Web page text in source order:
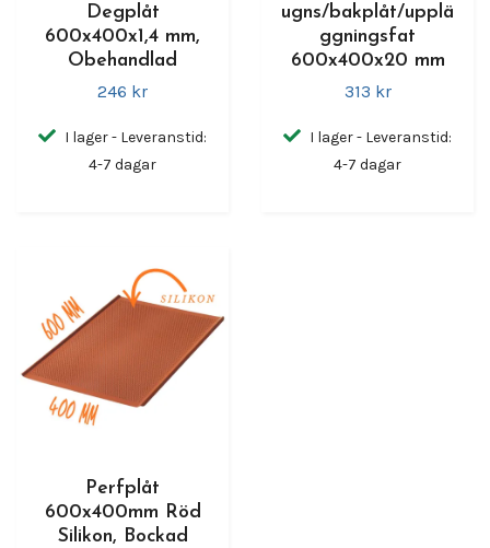
Degplåt
600x400x1,4 mm,
Obehandlad
246 kr
I lager - Leveranstid:
4-7 dagar
ugns/bakplåt/upplä
ggningsfat
600x400x20 mm
313 kr
I lager - Leveranstid:
4-7 dagar
Perfplåt
600x400mm Röd
Silikon, Bockad